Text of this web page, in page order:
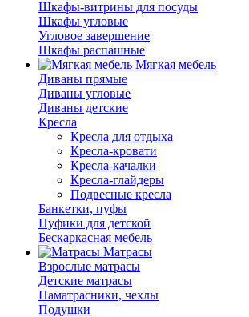
Шкафы-витрины для посуды
Шкафы угловые
Угловое завершение
Шкафы распашные
Мягкая мебель
Диваны прямые
Диваны угловые
Диваны детские
Кресла
Кресла для отдыха
Кресла-кровати
Кресла-качалки
Кресла-глайдеры
Подвесные кресла
Банкетки, пуфы
Пуфики для детской
Бескаркасная мебель
Матрасы
Взрослые матрасы
Детские матрасы
Наматрасники, чехлы
Подушки